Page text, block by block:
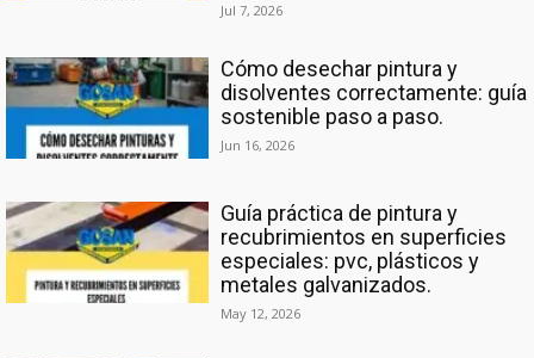
Jul 7, 2026
Cómo desechar pintura y
disolventes correctamente: guía
sostenible paso a paso.
Jun 16, 2026
Guía práctica de pintura y
recubrimientos en superficies
especiales: pvc, plásticos y
metales galvanizados.
May 12, 2026